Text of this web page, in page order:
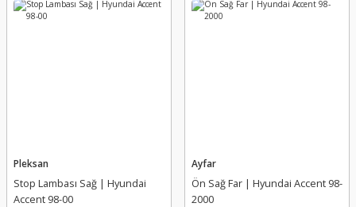
Pleksan
Stop Lambası Sağ | Hyundai
Accent 98-00
Ayfar
Ön Sağ Far | Hyundai Accent 98-
2000